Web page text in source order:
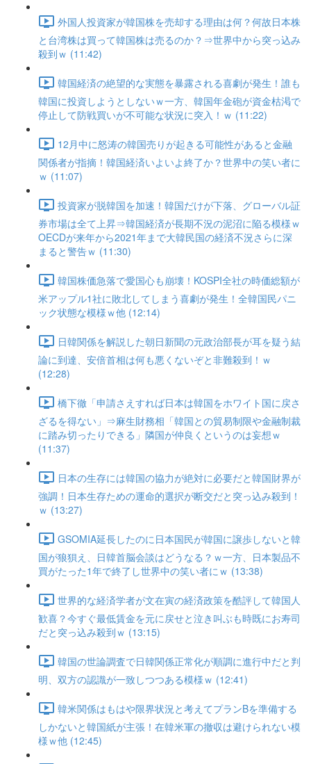
外国人投資家が韓国株を売却する理由は何？何故日本株
と台湾株は買って韓国株は売るのか？⇒世界中から突っ込み
殺到ｗ (11:42)
韓国経済の絶望的な実態を暴露される喜劇が発生！誰も
韓国に投資しようとしないｗ一方、韓国年金砲が資金枯渇で
停止して防戦買いが不可能な状況に突入！ｗ (11:22)
12月中に怒涛の韓国売りが起きる可能性があると金融
関係者が指摘！韓国経済いよいよ終了か？世界中の笑い者に
ｗ (11:07)
投資家が脱韓国を加速！韓国だけが下落、グローバル証
券市場は全て上昇⇒韓国経済が長期不況の泥沼に陥る模様ｗ
OECDが来年から2021年まで大韓民国の経済不況さらに深
まると警告ｗ (11:30)
韓国株価急落で愛国心も崩壊！KOSPI全社の時価総額が
米アップル1社に敗北してしまう喜劇が発生！全韓国民パニ
ック状態な模様ｗ他 (12:14)
日韓関係を解説した朝日新聞の元政治部長が耳を疑う結
論に到達、安倍首相は何も悪くないぞと非難殺到！ｗ
(12:28)
橋下徹「申請さえすれば日本は韓国をホワイト国に戻さ
ざるを得ない」⇒麻生財務相「韓国との貿易制限や金融制裁
に踏み切ったりできる」隣国が仲良くというのは妄想ｗ
(11:37)
日本の生存には韓国の協力が絶対に必要だと韓国財界が
強調！日本生存ための運命的選択が断交だと突っ込み殺到！
ｗ (13:27)
GSOMIA延長したのに日本国民が韓国に譲歩しないと韓
国が狼狽え、日韓首脳会談はどうなる？ｗ一方、日本製品不
買がたった1年で終了し世界中の笑い者にｗ (13:38)
世界的な経済学者が文在寅の経済政策を酷評して韓国人
歓喜？今すぐ最低賃金を元に戻せと泣き叫ぶも時既にお寿司
だと突っ込み殺到ｗ (13:15)
韓国の世論調査で日韓関係正常化が順調に進行中だと判
明、双方の認識が一致しつつある模様ｗ (12:41)
韓米関係はもはや限界状況と考えてプランBを準備する
しかないと韓国紙が主張！在韓米軍の撤収は避けられない模
様ｗ他 (12:45)